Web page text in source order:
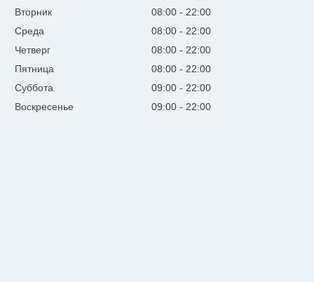
Вторник
08:00
22:00
Среда
08:00
22:00
Четверг
08:00
22:00
Пятница
08:00
22:00
Суббота
09:00
22:00
Воскресенье
09:00 22:00